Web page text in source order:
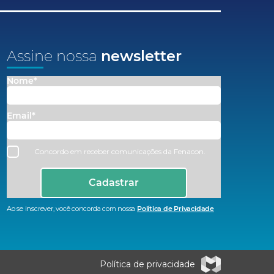
Assine nossa newsletter
Nome*
Email*
Concordo em receber comunicações da Fenacon.
Cadastrar
Ao se inscrever, você concorda com nossa Política de Privacidade
Política de privacidade